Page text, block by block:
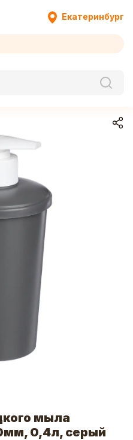
Екатеринбург
мыла
0,4л, серый